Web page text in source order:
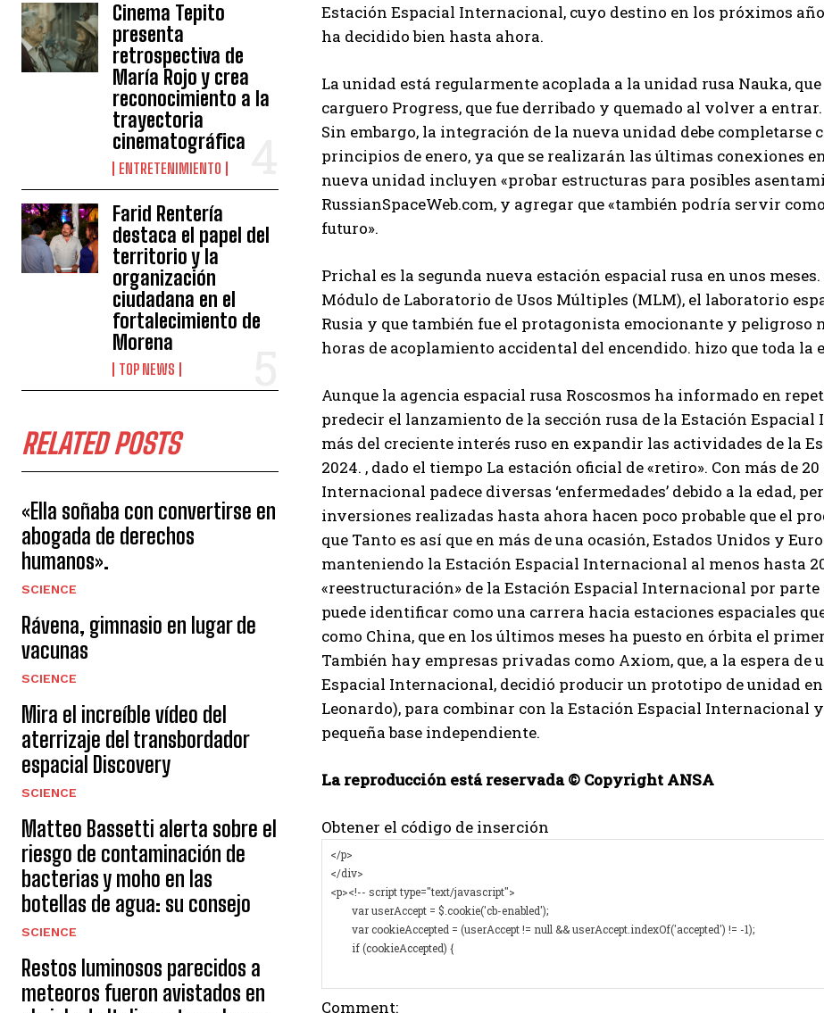
I WANT IN
I've read and accept the Privacy Policy.
Izer
Cinema Tepito
presenta
retrospectiva de
María Rojo y crea
reconocimiento a la
trayectoria
cinematográfica
ENTRETENIMIENTO
Farid Rentería
destaca el papel del
territorio y la
organización
ciudadana en el
fortalecimiento de
Morena
TOP NEWS
RELATED POSTS
«Ella soñaba con convertirse en
abogada de derechos
humanos».
SCIENCE
Rávena, gimnasio en lugar de
vacunas
SCIENCE
Mira el increíble vídeo del
aterrizaje del transbordador
espacial Discovery
SCIENCE
Matteo Bassetti alerta sobre el
riesgo de contaminación de
bacterias y moho en las
botellas de agua: su consejo
SCIENCE
Restos luminosos parecidos a
meteoros fueron avistados en
Estación Espacial Internacional, cuyo destino en los próximos
ha decidido bien hasta ahora.
La unidad está regularmente acoplada a la unidad rusa Nauka,
carguero Progress, que fue derribado y quemado al volver a entrar.
Sin embargo, la integración de la nueva unidad debe completarse
principios de enero, ya que se realizarán las últimas conexiones
nueva unidad incluyen «probar estructuras para posibles
RussianSpaceWeb.com, y agregar que «también podría servir
futuro».
Prichal es la segunda nueva estación espacial rusa en unos
Módulo de Laboratorio de Usos Múltiples (MLM), el laboratorio
Rusia y que también fue el protagonista emocionante y peligroso
horas de acoplamiento accidental del encendido. hizo que toda la
Aunque la agencia espacial rusa Roscosmos ha informado en
predecir el lanzamiento de la sección rusa de la Estación
más del creciente interés ruso en expandir las actividades de la
2024. , dado el tiempo La estación oficial de «retiro». Con más de
Internacional padece diversas ‘enfermedades’ debido a la edad,
inversiones realizadas hasta ahora hacen poco probable que el
que Tanto es así que en más de una ocasión, Estados Unidos y
manteniendo la Estación Espacial Internacional al menos hasta
«reestructuración» de la Estación Espacial Internacional por parte
puede identificar como una carrera hacia estaciones espaciales
como China, que en los últimos meses ha puesto en órbita el
También hay empresas privadas como Axiom, que, a la espera de
Espacial Internacional, decidió producir un prototipo de unidad
Leonardo), para combinar con la Estación Espacial Internacional
pequeña base independiente.
La reproducción está reservada © Copyright ANSA
Obtener el código de inserción
Comment: